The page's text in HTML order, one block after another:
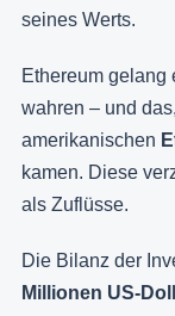
seines Werts.
Ethereum gelang
wahren – und
amerikanischen
kamen. Diese
als Zuflüsse.
Die Bilanz der
Millionen US-